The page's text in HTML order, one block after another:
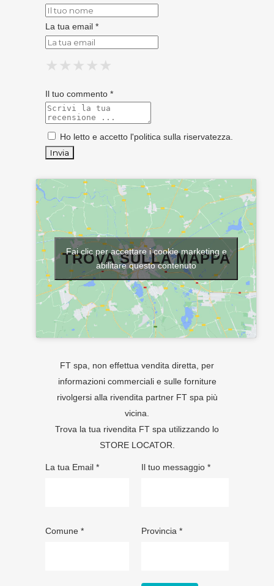
La tua email *
★
★ ★
★ ★ ★
★ ★ ★ ★
★ ★ ★ ★ ★
Il tuo commento *
Ho letto e accetto l'politica sulla riservatezza
TROVA SULLA MAPPA
Fai clic per accettare i cookie marketing e
abilitare questo contenuto
FT spa, non effettua vendita diretta, per
informazioni commerciali e sulle forniture
rivolgersi alla rivendita partner FT spa più
vicina.
Trova la tua rivendita FT spa utilizzando lo
STORE LOCATOR
La tua Email *
Comune *
Il tuo messaggio *
Provincia *